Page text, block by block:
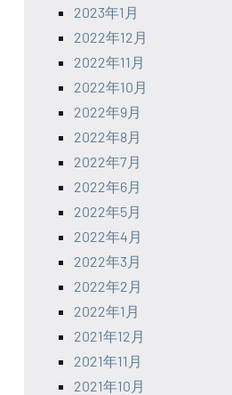
2023年1月
2022年12月
2022年11月
2022年10月
2022年9月
2022年8月
2022年7月
2022年6月
2022年5月
2022年4月
2022年3月
2022年2月
2022年1月
2021年12月
2021年11月
2021年10月